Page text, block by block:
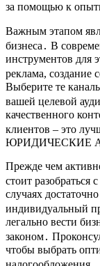
за помощью к
Важным этапом
бизнеса․ В
инструментов для
реклама, создание
Выберите те
вашей целевой
качественного
клиентов – это
ЮРИДИЧЕСКИЕ
Прежде чем
стоит
случаях
индивидуальный
легально вести
законом․
чтобы выбрать